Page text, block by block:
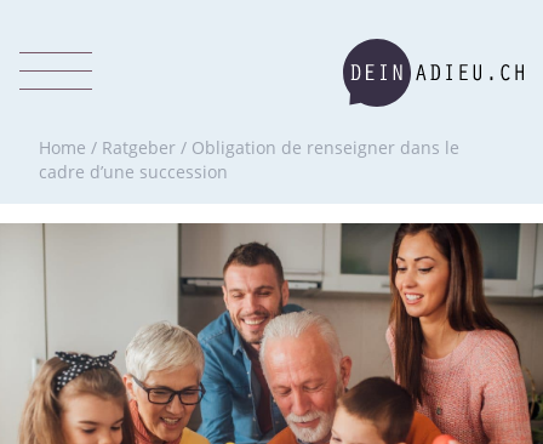
Home / Ratgeber / Obligation de renseigner dans le
cadre d’une succession